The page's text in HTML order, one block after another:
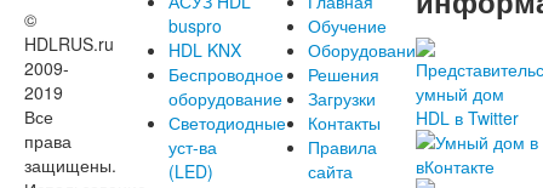
©
HDLRUS.ru
2009-
2019
Все
права
защищены.
buspro
HDL KNX
Беспроводное
оборудование
Светодиодные
уст-ва
(LED)
Обучение
Оборудование
Решения
Загрузки
Контакты
Правила
сайта